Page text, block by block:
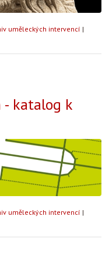
uměleckých intervencí |
- katalog k
uměleckých intervencí |